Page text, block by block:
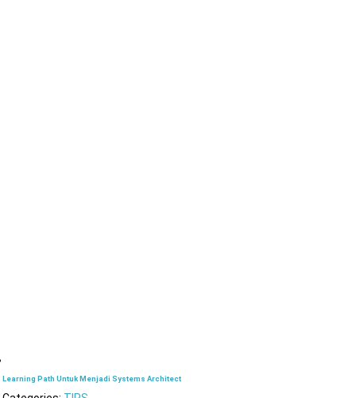
Learning Path Untuk Menjadi Systems Architect